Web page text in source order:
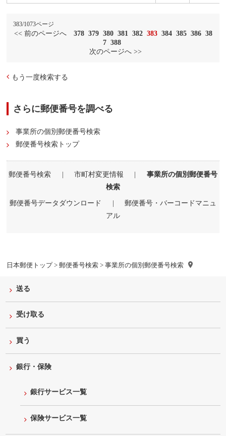
日本郵便トップ> 郵便番号検索> 事業所の個別郵便番号検索
383/1073ページ
<< 前のページへ 378 379 380 381 382 383 384 385 386 38
7 388
次のページへ >>
もう一度検索する
さらに郵便番号を調べる
事業所の個別郵便番号検索
郵便番号検索トップ
郵便番号検索 | 市町村変更情報 |
事業所の個別郵便番号
検索
郵便番号データダウンロード |
郵便番号・バーコードマニュ
アル
送る
受け取る
買う
銀行・保険
銀行サービス一覧
保険サービス一覧